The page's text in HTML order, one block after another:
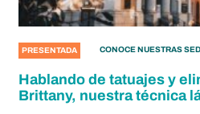
PRESENTADA CONOCE NUESTRAS
Hablando de tatuajes y
Brittany, nuestra técnica